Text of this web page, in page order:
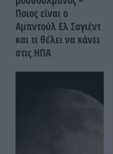
Ποιoς είναι ο
Αμπντούλ Ελ Σαγιέντ
και τι θέλει να κάνει
στις ΗΠΑ